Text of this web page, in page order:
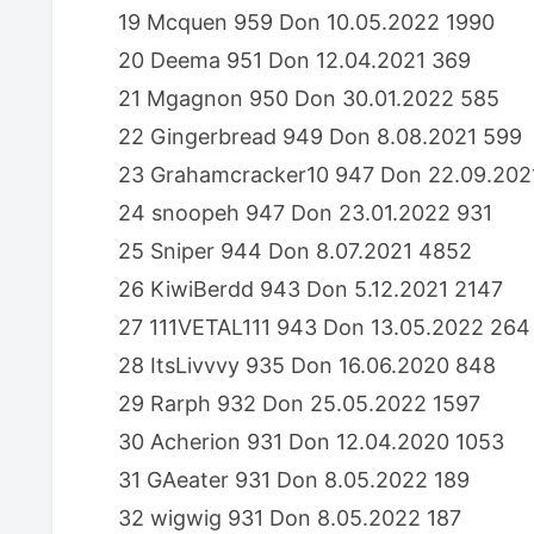
19 Mcquen 959 Don 10.05.2022 1990
20 Deema 951 Don 12.04.2021 369
21 Mgagnon 950 Don 30.01.2022 585
22 Gingerbread 949 Don 8.08.2021 599
23 Grahamcracker10 947 Don
24 snoopeh 947 Don 23.01.2022 931
25 Sniper 944 Don 8.07.2021 4852
26 KiwiBerdd 943 Don 5.12.2021 2147
27 111VETAL111 943 Don 13.05.2022 264
28 ItsLivvvy 935 Don 16.06.2020 848
29 Rarph 932 Don 25.05.2022 1597
30 Acherion 931 Don 12.04.2020 1053
31 GAeater 931 Don 8.05.2022 189
32 wigwig 931 Don 8.05.2022 187